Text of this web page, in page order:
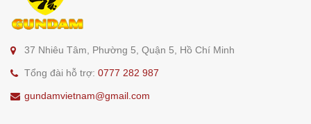
37 Nhiêu Tâm, Phường 5, Quận 5, Hồ Chí Minh
Tổng đài hỗ trợ: 0777 282 987
gundamvietnam@gmail.com